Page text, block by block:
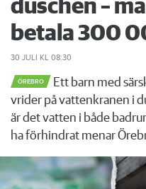
duschen –
betala 300
30 JULI KL 08:30
ÖREBRO
Ett barn med
vrider på vattenkranen i
är det vatten i både
ha förhindrat menar